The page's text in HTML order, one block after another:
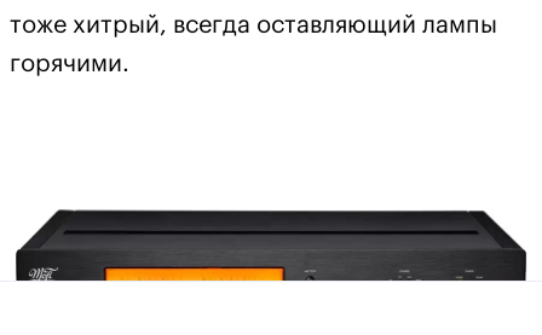
тоже хитрый, всегда оставляющий лампы
горячими.